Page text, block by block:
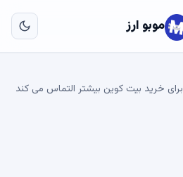
موبو ارز
برای خرید بیت کوین بیشتر التماس می کند